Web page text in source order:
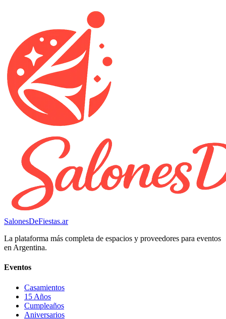
SalonesDeFiestas.ar
La plataforma más completa de espacios y proveedores para eventos
en Argentina.
Eventos
Casamientos
15 Años
Cumpleaños
Aniversarios